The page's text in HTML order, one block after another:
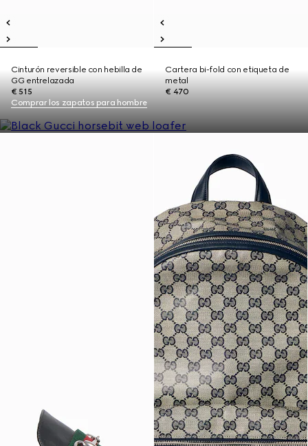
Cinturón reversible con hebilla de
GG entrelazada
€ 515
Cartera bi-fold con etiqueta de
metal
€ 470
Comprar los zapatos para hombre